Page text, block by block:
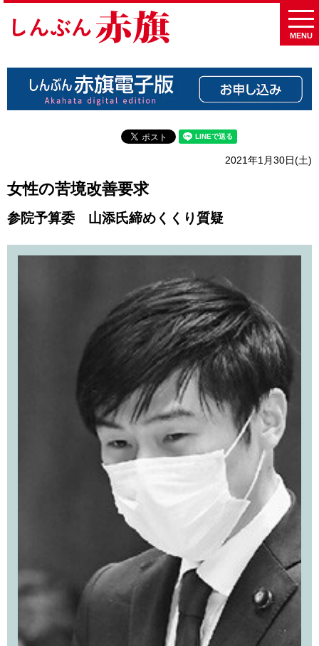
MENU
2021年1月30日(土)
女性の苦境改善要求
参院予算委 山添氏締めくくり質疑